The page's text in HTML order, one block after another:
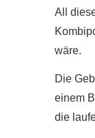
All
wäre.
Die
einem
die